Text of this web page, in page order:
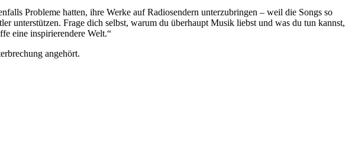
Probleme hatten, ihre Werke auf Radiosendern unterzubringen – weil die Songs so
unterstützen. Frage dich selbst, warum du überhaupt Musik liebst und was du tun kannst,
eine inspirierendere Welt.“
angehört.